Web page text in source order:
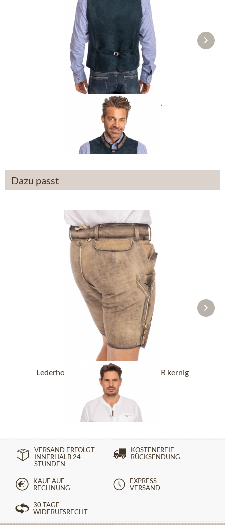
Weste MITTELBERG marine
ab 109,90 €
Dazu passt
Lederhose kurz mit Gürtel BUCHNER kernig
natur
ab 289,90 €
VERSAND ERFOLGT
INNERHALB 24
STUNDEN
KOSTENFREIE
RÜCKSENDUNG
KAUF AUF
RECHNUNG
EXPRESS
VERSAND
30 TAGE
WIDERUFSRECHT